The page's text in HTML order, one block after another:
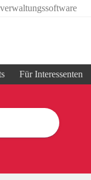
Für Interessenten